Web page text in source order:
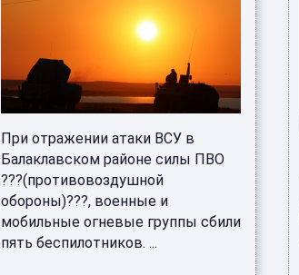
При отражении атаки ВСУ в
Балаклавском районе силы ПВО
???(противовоздушной
обороны)???, военные и
мобильные огневые группы сбили
пять беспилотников. ...